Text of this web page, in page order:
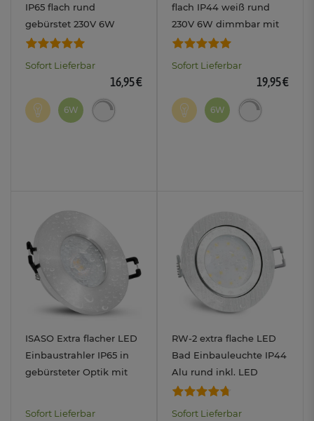
IP65 flach rund
gebürstet 230V 6W
dimmbar mit LumiFLEX
Sofort Lieferbar
16,95 €
6W
flach IP44 weiß rund
230V 6W dimmbar mit
3CCT
Sofort Lieferbar
19,95 €
6W
ISASO Extra flacher LED
Einbaustrahler IP65 in
gebürsteter Optik mit
Sofort Lieferbar
RW-2 extra flache LED
Bad Einbauleuchte IP44
Alu rund inkl. LED
Modul 230V 4W
Sofort Lieferbar